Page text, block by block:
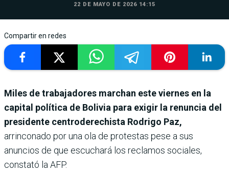
22 DE MAYO DE 2026 14:15
Compartir en redes
Miles de trabajadores marchan este viernes en la
capital política de Bolivia para exigir la renuncia del
presidente centroderechista Rodrigo Paz,
arrinconado por una ola de protestas pese a sus
anuncios de que escuchará los reclamos sociales,
constató la AFP.